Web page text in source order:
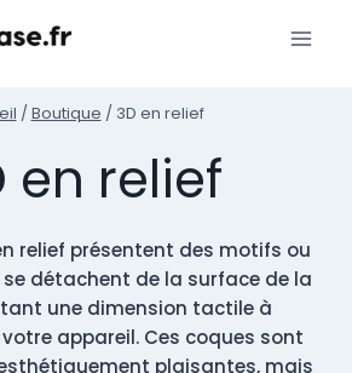
/ Boutique / 3D en relief
en relief
relief présentent des motifs ou
détachent de la surface de la
une dimension tactile à
votre appareil. Ces coques sont
plaisantes, mais